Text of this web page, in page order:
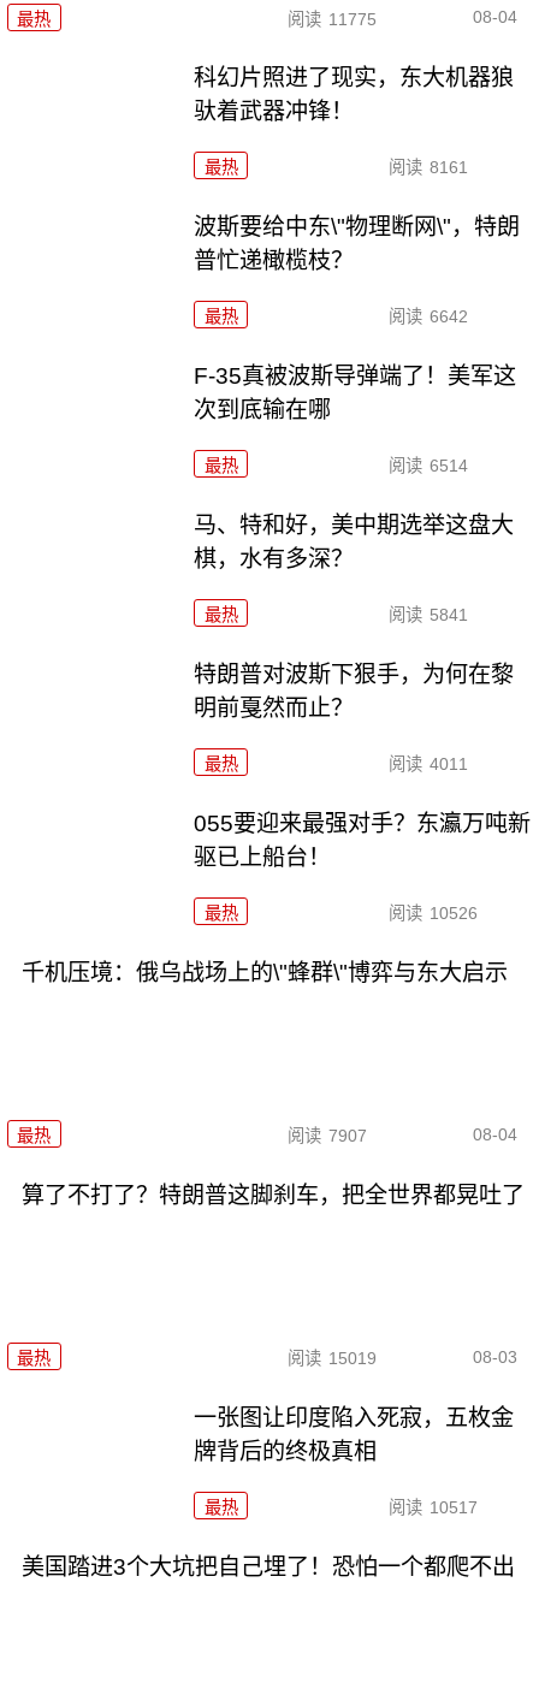
最热 阅读 11775 08-04
科幻片照进了现实，东大机器狼
驮着武器冲锋！
最热 阅读 8161
波斯要给中东\"物理断网\"，特朗
普忙递橄榄枝？
最热 阅读 6642
F-35真被波斯导弹端了！美军这
次到底输在哪
最热 阅读 6514
马、特和好，美中期选举这盘大
棋，水有多深？
最热 阅读 5841
特朗普对波斯下狠手，为何在黎
明前戛然而止？
最热 阅读 4011
055要迎来最强对手？东瀛万吨新
驱已上船台！
最热 阅读 10526
千机压境：俄乌战场上的\"蜂群\"博弈与东大启示
最热 阅读 7907 08-04
算了不打了？特朗普这脚刹车，把全世界都晃吐了
最热 阅读 15019 08-03
一张图让印度陷入死寂，五枚金
牌背后的终极真相
最热 阅读 10517
美国踏进3个大坑把自己埋了！恐怕一个都爬不出